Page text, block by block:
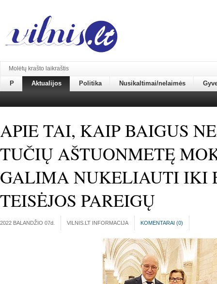
Molėtų krašto laikraštis
P Aktualijos Politika Nusikaltimai/nelaimės
APIE TAI, KAIP BAIGUS
TUČIŲ AŠTUONMETĘ
GALIMA NUKELIAUTI IKI
TEISĖJOS PAREIGŲ
2022 BALANDŽIO 07d. VILNIS.LT INFORMACIJA KOMENTARAI (0)